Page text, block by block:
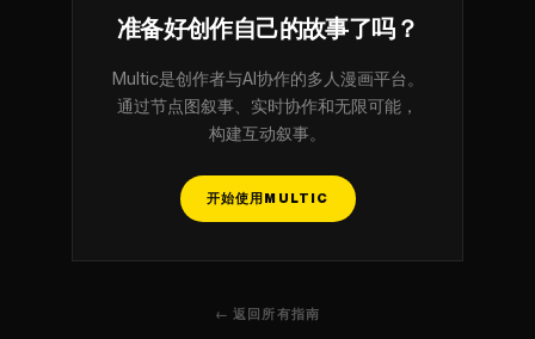
准备好创作自己的故事了吗？
Multic是创作者与AI协作的多人漫画平台。
通过节点图叙事、实时协作和无限可能，
构建互动叙事。
开始使用MULTIC
← 返回所有指南